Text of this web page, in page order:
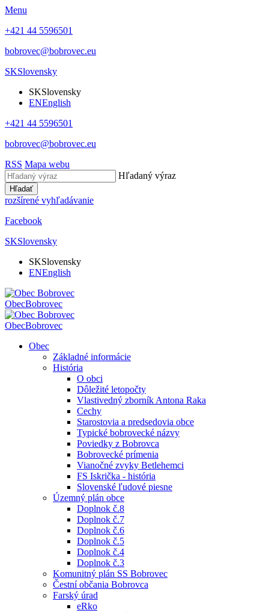
Menu
+421 44 5596501
bobrovec@bobrovec.eu
SKSlovensky
SKSlovensky
ENEnglish
+421 44 5596501
bobrovec@bobrovec.eu
RSS Mapa webu
Hľadaný výraz
Hľadať
rozšírené vyhľadávanie
Facebook
SKSlovensky
SKSlovensky
ENEnglish
ObecBobrovec
ObecBobrovec
Obec
Základné informácie
História
O obci
Dôležité letopočty
Vlastivedný zborník Antona Raka
Cechy
Starostovia a predsedovia obce
Typické bobrovecké názvy
Poviedky z Bobrovca
Bobrovecké prímenia
Vianočné zvyky Betlehemci
FS Iskrička - história
Slovenské ľudové piesne
Územný plán obce
Doplnok č.8
Doplnok č.7
Doplnok č.6
Doplnok č.5
Doplnok č.4
Doplnok č.3
Komunitný plán SS Bobrovec
Čestní občania Bobrovca
Farský úrad
eRko